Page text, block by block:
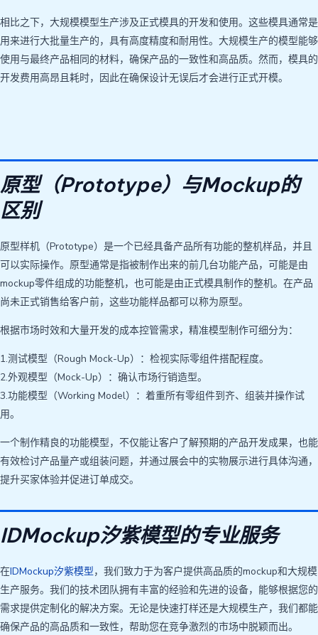
相比之下，大规模模型生产涉及正式模具的开发和使用。这些模具通常是
用来进行大批量生产的，具有高度精度和耐用性。大规模生产的模型能够
使用与最终产品相同的材料，确保产品的一致性和高品质。然而，模具的
开发费用高昂且耗时，因此在确保设计无误后才会进行正式开模。
原型（Prototype）与Mockup的
区别
原型样机（Prototype）是一个已经具备产品所有功能的整机样品，并且
可以实际操作。原型通常是指被制作出来的前几台功能产品，可能是由
mockup零件组成的功能整机，也可能是由正式模具制作的整机。在产品
尚未正式销售给客户前，这些功能样品都可以称为原型。
根据市场时效和大量开发的成本控管需求，精准模型制作可细分为：
1.测试模型（Rough Mock-Up）：检视实际零组件搭配程度。
2.外观模型（Mock-Up）：确认市场行销造型。
3.功能模型（Working Model）：着重所有零组件到齐、组装并操作试
用。
一个制作精良的功能模型，不仅能让客户了解预期的产品开发成果，也能
有效检讨产品量产或组装问题，并通过展会中的实物展示进行具体沟通，
提升买家体验并促进订单成交。
IDMockup汐紫模型的专业服务
在IDMockup汐紫模型，我们致力于为客户提供高品质的mockup和大规模
生产服务。我们的技术团队拥有丰富的经验和先进的设备，能够根据您的
需求提供定制化的解决方案。无论是快速打样还是大规模生产，我们都能
确保产品的高品质和一致性，帮助您在竞争激烈的市场中脱颖而出。